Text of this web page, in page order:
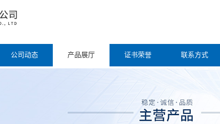
公司动态 产品展厅 证书荣誉 联系方式